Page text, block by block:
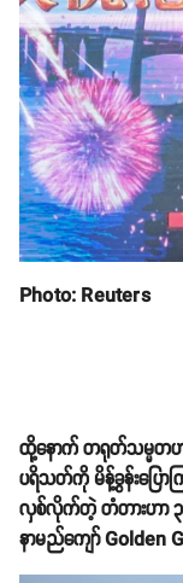
Photo: Reuters
ထို့နောက် တရုတ်သမ္မတဟာ
ပရိသတ်ကို မိန့်ခွန်းပြေ
လှစ်လိုက်တဲ့ တံတားဟာ ၃၄
နာမည်ကျော်